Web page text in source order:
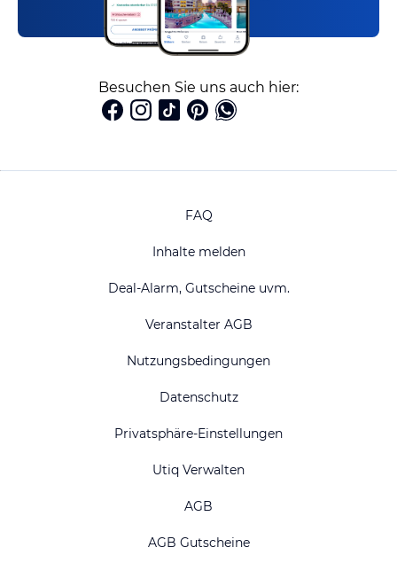
Besuchen Sie uns auch hier:
FAQ
Inhalte melden
Deal-Alarm, Gutscheine uvm.
Veranstalter AGB
Nutzungsbedingungen
Datenschutz
Privatsphäre-Einstellungen
Utiq Verwalten
AGB
AGB Gutscheine